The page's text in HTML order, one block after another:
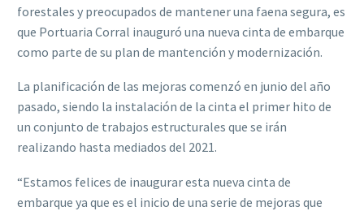
forestales y preocupados de mantener una faena segura, es
que Portuaria Corral inauguró una nueva cinta de embarque
como parte de su plan de mantención y modernización.
La planificación de las mejoras comenzó en junio del año
pasado, siendo la instalación de la cinta el primer hito de
un conjunto de trabajos estructurales que se irán
realizando hasta mediados del 2021.
“Estamos felices de inaugurar esta nueva cinta de
embarque ya que es el inicio de una serie de mejoras que